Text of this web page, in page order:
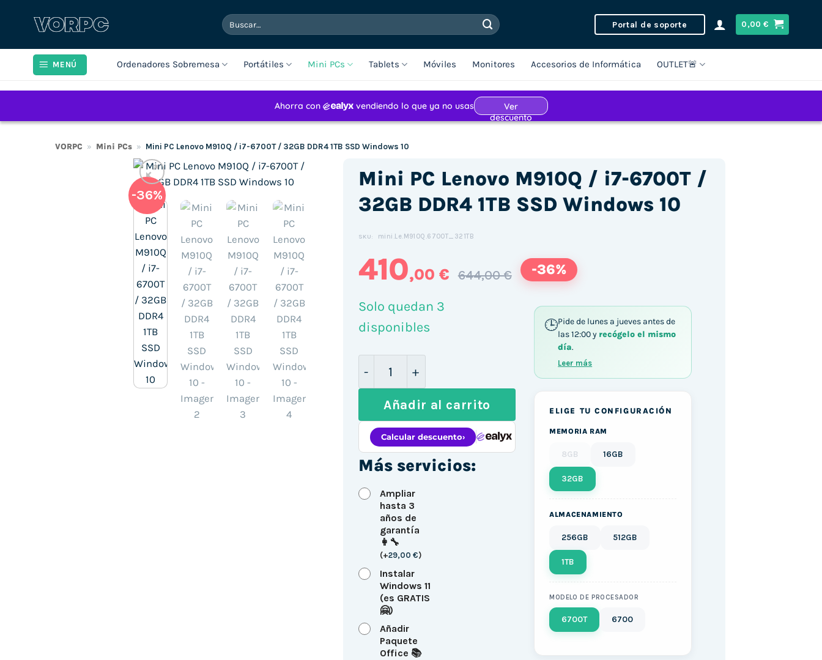
Buscar
por:
Portal de soporte 0,00€
MENÚ Ordenadores Sobremesa Portátiles Mini PCs Tablets Móviles Monitores Accesorios de Informática OUTLET🚨
VORPC » Mini PCs » Mini PC Lenovo M910Q / i7-6700T / 32GB DDR4 1TB SSD Windows 10
-36%
Mini PC Lenovo M910Q / i7-6700T /
32GB DDR4 1TB SSD Windows 10
SKU: mini.Le.M910Q.6700T_321TB
410,00 € 644,00 € -36%
Solo quedan 3
disponibles
Mini PC Lenovo M910Q / i7-6700T / 32GB DDR4 1TB SSD Windows 10 cantidad
Añadir al carrito
Más servicios:
Ampliar
hasta 3
años de
garantía
👩‍🔧
(+29,00 €)
Instalar
Windows 11
(es GRATIS
🤗)
Añadir
Paquete
Office 📚
Pide de lunes a jueves antes de
las 12:00 y recógelo el mismo
día.
Leer más
ELIGE TU CONFIGURACIÓN
MEMORIA RAM
8GB 16GB
32GB
ALMACENAMIENTO
256GB 512GB
1TB
MODELO DE PROCESADOR
6700T 6700